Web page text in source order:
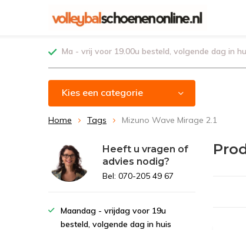
Ma - vrij voor 19.00u besteld, volgende dag in
Kies een categorie
Home Tags Mizuno Wave Mirage 2.1
Heeft u vragen of
advies nodig?
Bel: 070-205 49 67
Maandag - vrijdag voor 19u
besteld, volgende dag in huis